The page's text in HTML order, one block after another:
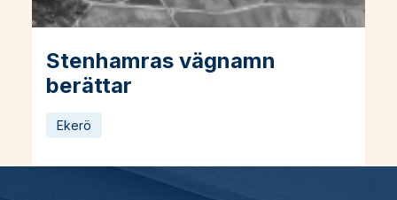
Stenhamras vägnamn
berättar
Läs mer om Stenhamras vägnamn berättar
Ekerö